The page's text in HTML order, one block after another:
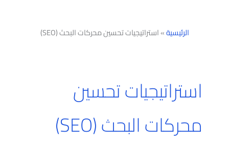
الرئيسية»استراتيجيات تحسين محركات البحث (SEO)
استراتيجيات تحسين
محركات البحث (SEO)